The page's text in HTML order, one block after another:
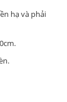
hạ và phải